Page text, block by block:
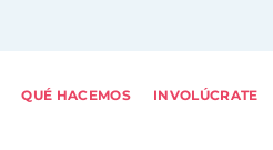
QUÉ HACEMOS INVOLÚCRATE